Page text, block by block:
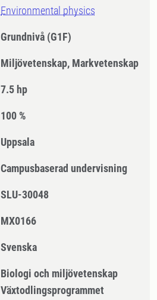
Environmental physics
Grundnivå (G1F)
Miljövetenskap, Markvetenskap
7.5 hp
100 %
Uppsala
Campusbaserad undervisning
SLU-30048
MX0166
Svenska
Biologi och miljövetenskap
Växtodlingsprogrammet